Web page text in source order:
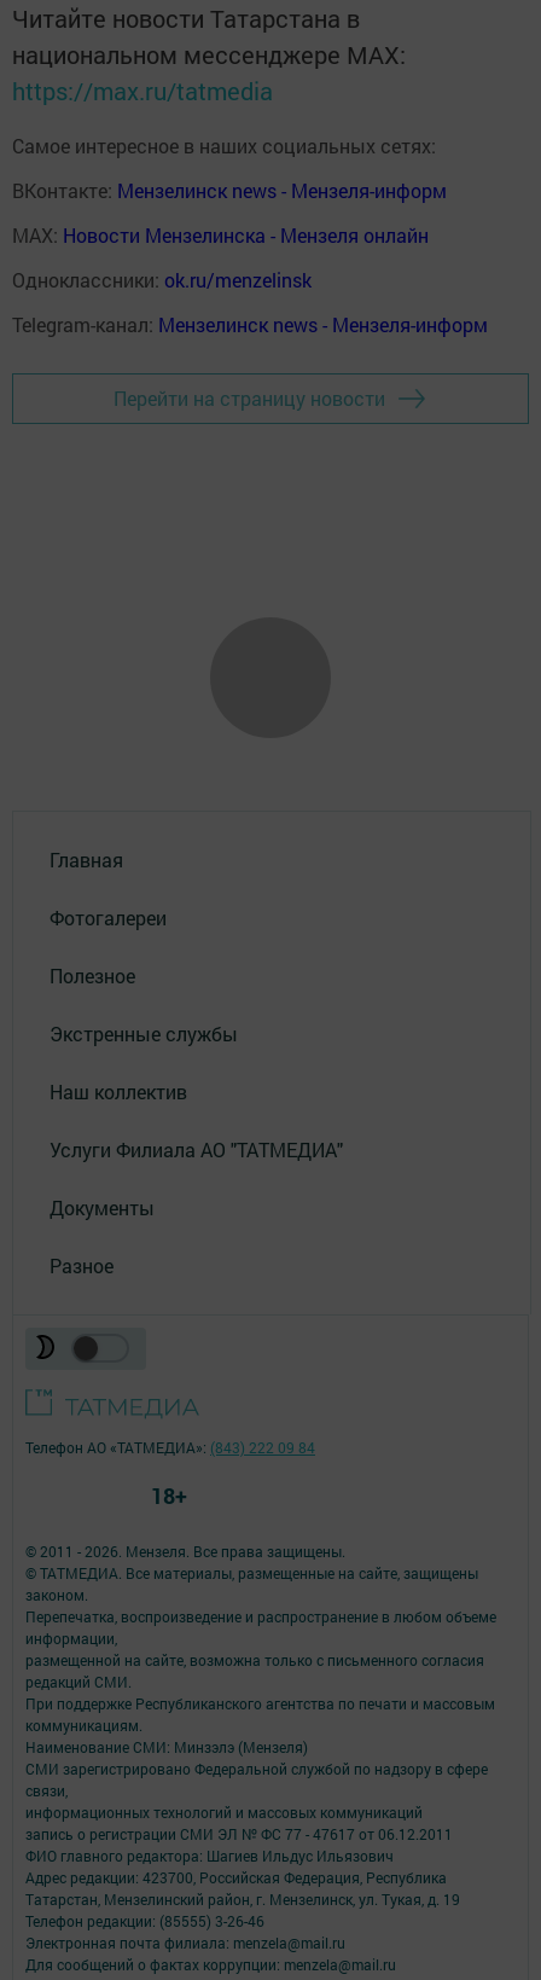
Читайте новости Татарстана в
национальном мессенджере MАХ:
https://max.ru/tatmedia
Самое интересное в наших социальных сетях:
ВКонтакте: Мензелинск news - Мензеля-информ
MAX: Новости Мензелинска - Мензеля онлайн
Одноклассники: ok.ru/menzelinsk
Telegram-канал: Мензелинск news - Мензеля-информ
Перейти на страницу новости
Главная
Фотогалереи
Полезное
Экстренные службы
Наш коллектив
Услуги Филиала АО "ТАТМЕДИА"
Документы
Разное
© 2011 - 2026. Мензеля. Все права защищены.
© ТАТМЕДИА. Все материалы, размещенные на сайте, защищены
законом.
Перепечатка, воспроизведение и распространение в любом объеме
информации,
размещенной на сайте, возможна только с письменного согласия
редакций СМИ.
При поддержке Республиканского агентства по печати и массовым
коммуникациям.
Наименование СМИ: Минзэлэ (Мензеля)
СМИ зарегистрировано Федеральной службой по надзору в сфере
связи,
информационных технологий и массовых коммуникаций
запись о регистрации СМИ ЭЛ № ФС 77 - 47617 от 06.12.2011
ФИО главного редактора: Шагиев Ильдус Ильязович
Адрес редакции: 423700, Российская Федерация, Республика
Татарстан, Мензелинский район, г. Мензелинск, ул. Тукая, д. 19
Телефон редакции: (85555) 3-26-46
Электронная почта филиала: menzela@mail.ru
Для сообщений о фактах коррупции: menzela@mail.ru
Телефон АО «ТАТМЕДИА»: (843) 222 09 84
18+